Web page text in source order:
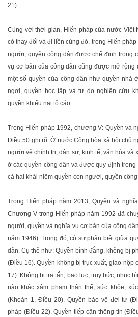
21)…
Cùng với thời gian, Hiến pháp của nước Việt
có thay đổi và đi liền cùng đó, trong Hiến
người, quyền công dân được chế định trong
vụ cơ bản của công dân cũng được mở
một số quyền của công dân như quyền nhà
ngơi, quyền học tập và tự do nghiên cứu
quyền khiếu nại tố cáo...
Trong Hiến pháp 1992, chương V: Quyền và
Điều 50 ghi rõ: Ở nước Cộng hòa xã hội chủ
người về chính trị, dân sự, kinh tế, văn hóa và
ở các quyền công dân và được quy định
cả hai khái niệm quyền con người, quyền
Trong Hiến pháp năm 2013, Quyền và
Chương V trong Hiến pháp năm 1992 đã
người, quyền và nghĩa vụ cơ bản của công
năm 1946). Trong đó, có sự phân biệt giữa
dân. Cụ thể như: Quyền bình đẳng, không bị
(Điều 16). Quyền không bị trục xuất, giao nộp
17). Không bị tra tấn, bạo lực, truy bức, nhục
nào khác xâm phạm thân thể, sức khỏe,
(Khoản 1, Điều 20). Quyền bảo vệ đời tư
pháp (Điều 22). Quyền tiếp cận thông tin